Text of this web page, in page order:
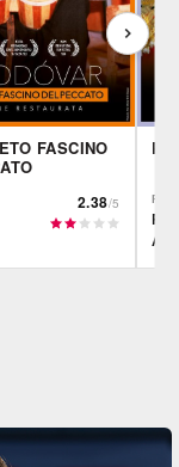
FASCINO
2.38/5